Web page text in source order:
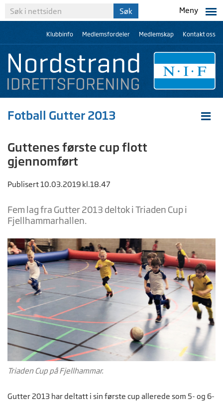
Meny
Klubbinfo Medlemsfordeler Medlemskap Kontakt oss
Fotball Gutter 2013
Guttenes første cup flott
gjennomført
Publisert 10.03.2019 kl.18.47
Fem lag fra Gutter 2013 deltok i Triaden Cup i
Fjellhammarhallen.
Triaden Cup på Fjellhammar.
Gutter 2013 har deltatt i sin første cup allerede som 5- og 6-